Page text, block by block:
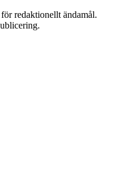
redaktionellt ändamål.